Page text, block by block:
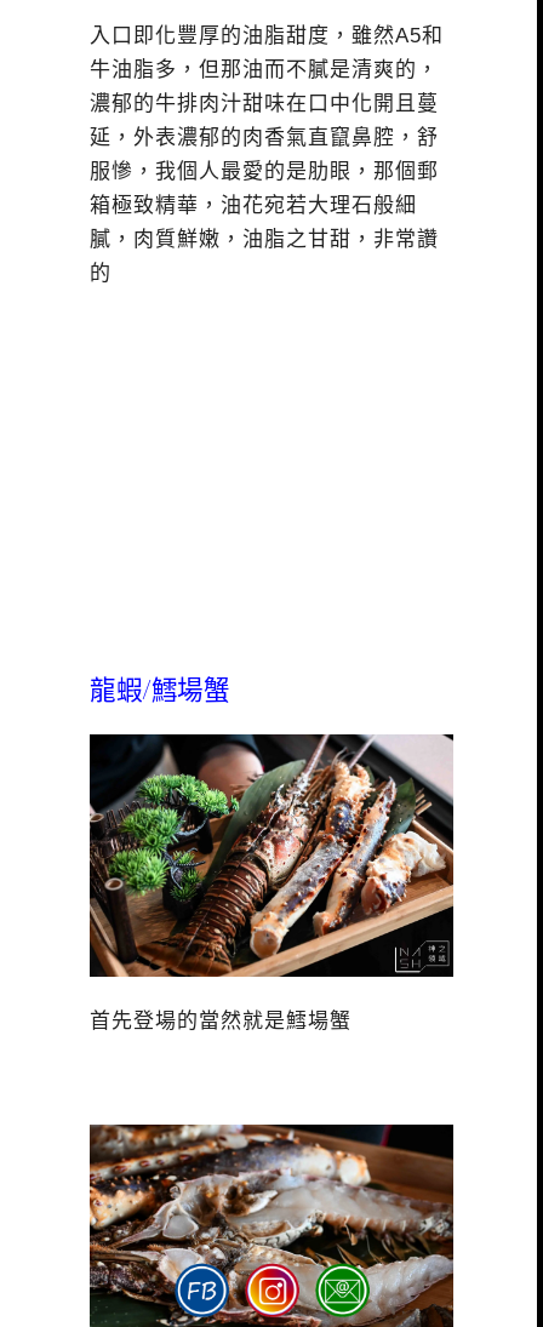
入口即化豐厚的油脂甜度，雖然A5和
牛油脂多，但那油而不膩是清爽的，
濃郁的牛排肉汁甜味在口中化開且蔓
延，外表濃郁的肉香氣直竄鼻腔，舒
服慘，我個人最愛的是肋眼，那個郵
箱極致精華，油花宛若大理石般細
膩，肉質鮮嫩，油脂之甘甜，非常讚
的
龍蝦/鱈場蟹
首先登場的當然就是鱈場蟹